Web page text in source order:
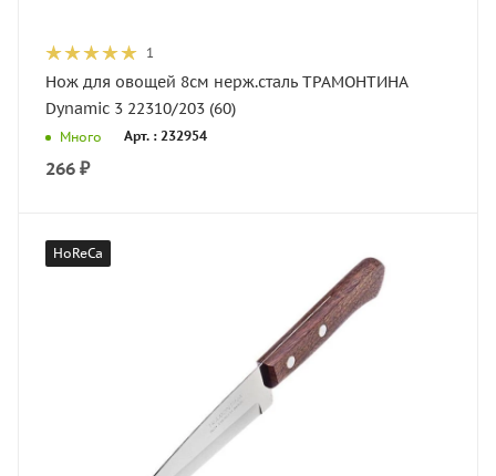
1
Нож для овощей 8см нерж.сталь ТРАМОНТИНА
Dynamic 3 22310/203 (60)
Много Арт. : 232954
266 ₽
HoReCa